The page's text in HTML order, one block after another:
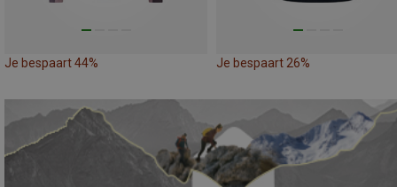
Je bespaart 44% Je bespaart 26%